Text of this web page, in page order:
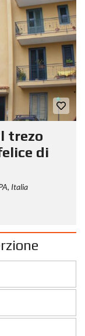
trezo
di
Italia